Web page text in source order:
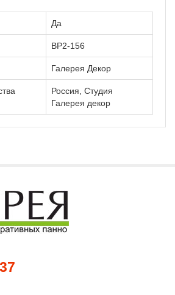
Да
ВР2-156
Галерея Декор
Россия, Студия
Галерея декор